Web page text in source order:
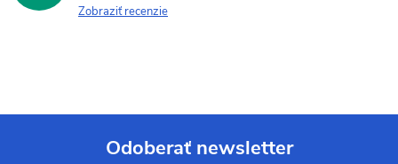
Zobraziť recenzie
Odoberať newsletter